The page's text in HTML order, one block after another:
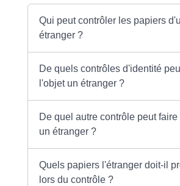
Qui peut contrôler les papiers
étranger ?
De quels contrôles d'identité
l'objet un étranger ?
De quel autre contrôle peut
un étranger ?
Quels papiers l'étranger doit-il
lors du contrôle ?